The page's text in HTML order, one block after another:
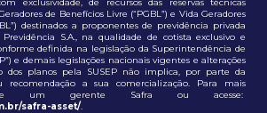
de Benefícios Livre (“PGBL”) e Vida Geradores
destinados a proponentes de previdência privada
S.A., na qualidade de cotista exclusivo e
definida na legislação da Superintendência de
e demais legislações nacionais vigentes e alterações
dos planos pela SUSEP não implica, por parte da
recomendação a sua comercialização. Para mais
um gerente Safra ou acesse:
safra-asset/.